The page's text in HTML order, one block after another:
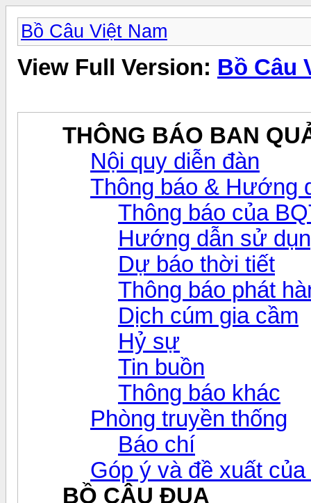
Bồ Câu Việt Nam
View Full Version: Bồ Câu
THÔNG BÁO BAN
Nội quy diễn đàn
Thông báo & Hướng
Thông báo của
Hướng dẫn sử
Dự báo thời tiết
Thông báo phát
Dịch cúm gia cầm
Hỷ sự
Tin buồn
Thông báo khác
Phòng truyền thống
Báo chí
Góp ý và đề xuất
BỒ CÂU ĐUA